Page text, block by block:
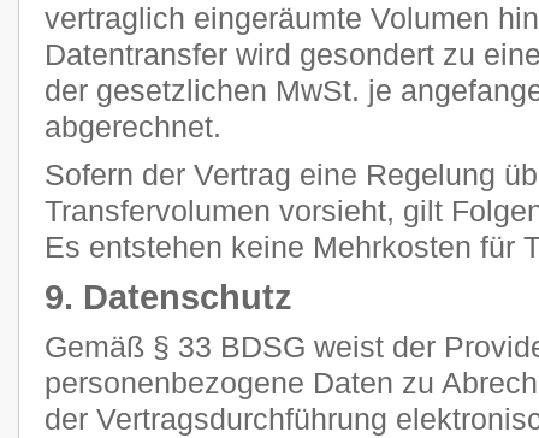
vertraglich eingeräumte Volumen
Datentransfer wird gesondert zu
der gesetzlichen MwSt. je
abgerechnet.
Sofern der Vertrag eine Regelung
Transfervolumen vorsieht, gilt
Es entstehen keine Mehrkosten für
9. Datenschutz
Gemäß § 33 BDSG weist der
personenbezogene Daten zu
der Vertragsdurchführung